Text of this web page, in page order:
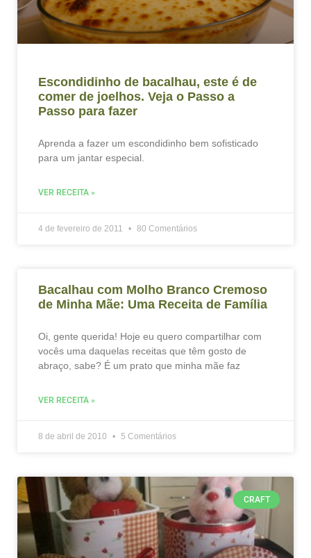
Escondidinho de bacalhau, este é de
comer de joelhos. Veja o Passo a
Passo para fazer
Aprenda a fazer um escondidinho bem sofisticado
para um jantar especial.
VER RECEITA »
4 de fevereiro de 2011 80 Comentários
Bacalhau com Molho Branco Cremoso
de Minha Mãe: Uma Receita de Família
Oi, gente querida! Hoje eu quero compartilhar com
vocês uma daquelas receitas que têm gosto de
abraço, sabe? É um prato que minha mãe faz
VER RECEITA »
8 de abril de 2010 5 Comentários
CRAFT